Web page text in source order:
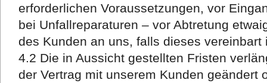
erforderlichen Voraussetzungen, vor
bei Unfallreparaturen – vor Abtretung
des Kunden an uns, falls dieses vereinbart
4.2 Die in Aussicht gestellten Fristen
der Vertrag mit unserem Kunden geändert